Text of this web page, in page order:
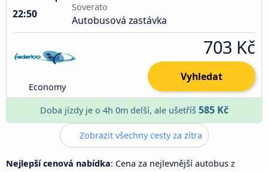
22:50
Soverato
Autobusová zastávka
Economy
703 Kč
Vyhledat
Doba jízdy je o 4h 0m delší, ale ušetříš 585 Kč
Zobrazit všechny cesty za zítra
Nejlepší cenová nabídka: Cena za nejlevnější autobus z